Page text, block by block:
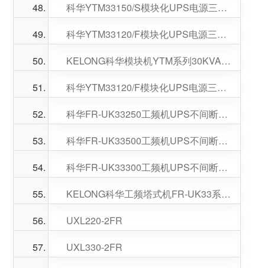
科华YTM33150/S模块化UPS电源三进三出30-150KVA可选
科华YTM33120/F模块化UPS电源三进三出30-120KVA可选
KELONG科华模块机YTM系列30KVA功率模块数量可选
科华YTM33120/F模块化UPS电源三进三出30-120KVA可选
科华FR-UK33250工频机UPS不间断电源输出带隔离变压器
科华FR-UK33500工频机UPS不间断电源输出带隔离变压器
科华FR-UK33300工频机UPS不间断电源输出带隔离变压器
KELONG科华工频塔式机FR-UK33系列三进三出UPS电源6脉冲
UXL220-2FR
UXL330-2FR